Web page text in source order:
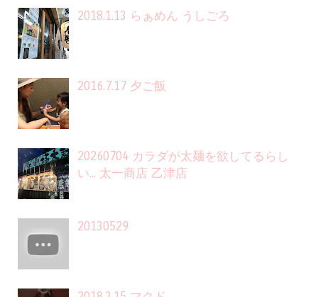
2018.1.13 らぁめん うしごろ
2016.7.17 夕ご飯
20260704 カラダが太麺を欲してるらし
い... 太一商店 乙津店
20130529